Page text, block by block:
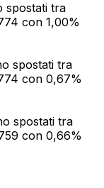
spostati tra
con 1,00%
spostati tra
con 0,67%
spostati tra
con 0,66%